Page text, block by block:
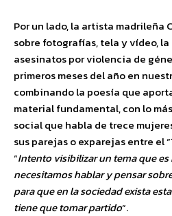
Por un lado, la artista madrileña
sobre fotografías, tela y vídeo,
asesinatos por violencia de
primeros meses del año en
combinando la poesía que
material fundamental, con lo
social que habla de trece
sus parejas o exparejas entre el
“Intento visibilizar un tema que
necesitamos hablar y pensar
para que en la sociedad exista
tiene que tomar partido“.